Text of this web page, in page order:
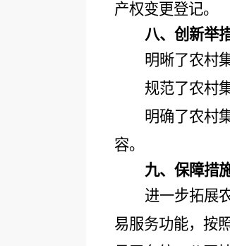
产权变更登记。
八、创新举
明晰了农村
规范了农村
明确了农村
容。
九、保障措
进一步拓展
易服务功能，按